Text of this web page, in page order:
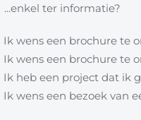
...enkel ter informatie?
Ik wens een brochure te
Ik wens een brochure te
Ik heb een project dat ik
Ik wens een bezoek van